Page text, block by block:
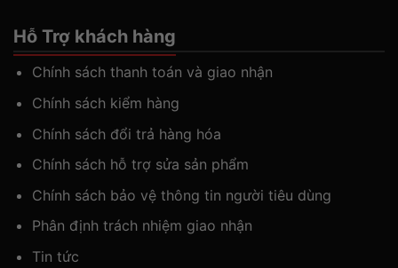
Hỗ Trợ khách hàng
Chính sách thanh toán và giao nhận
Chính sách kiểm hàng
Chính sách đổi trả hàng hóa
Chính sách hỗ trợ sửa sản phẩm
Chính sách bảo vệ thông tin người tiêu dùng
Phân định trách nhiệm giao nhận
Tin tức